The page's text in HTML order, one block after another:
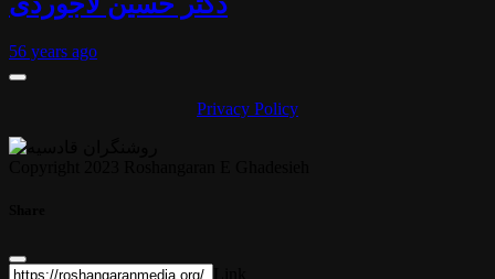
56 years ago
Privacy Policy